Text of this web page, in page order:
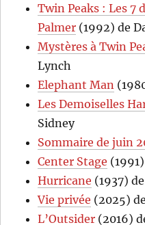
Twin Peaks : Les 7
Palmer (1992) de
Mystères à Twin
Lynch
Elephant Man
Les Demoiselles
Sidney
Sommaire de juin
Center Stage
Hurricane (1937)
Vie privée (2025)
L’Outsider (2016)